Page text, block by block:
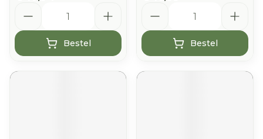
Bestel Bestel